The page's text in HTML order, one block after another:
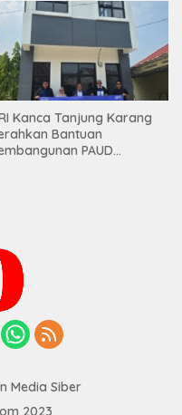
Kanca Tanjung Karang
Bantuan
PAUD
Media Siber
2023